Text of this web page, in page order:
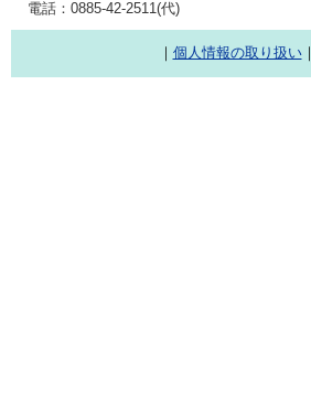
電話：0885-42-2511(代)
｜ 個人情報の取り扱い｜